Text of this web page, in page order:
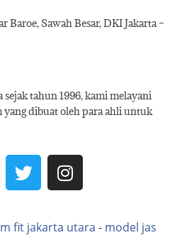
Baroe, Sawah Besar, DKI Jakarta –
tahun 1996, kami melayani
yang dibuat oleh para ahli untuk
fit jakarta utara - model jas